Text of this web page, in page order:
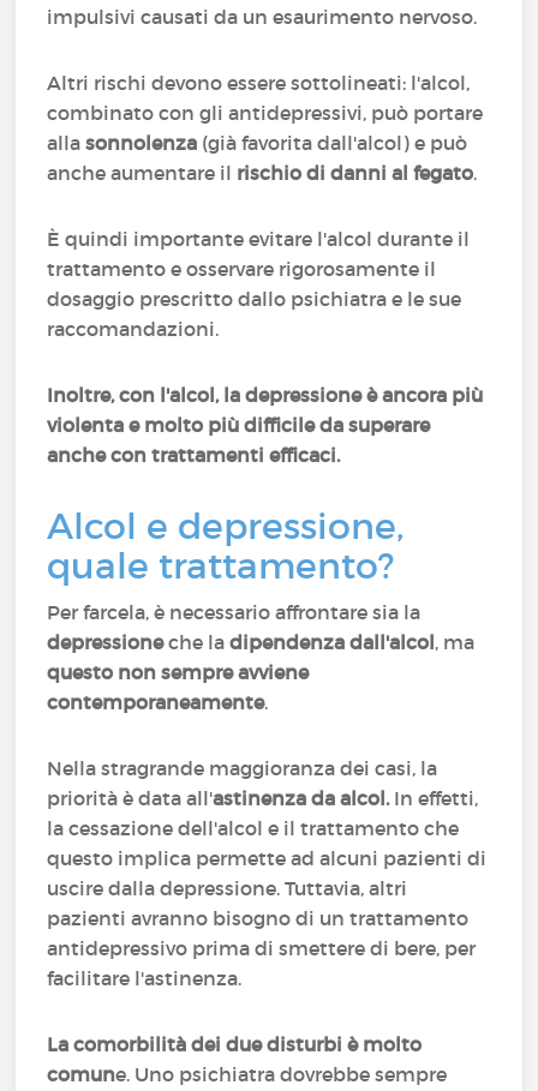
impulsivi causati da un esaurimento nervoso.
Altri rischi devono essere sottolineati: l'alcol,
combinato con gli antidepressivi, può portare
allasonnolenza (già favorita dall'alcol) e può
anche aumentare il rischio di danni al fegato.
È quindi importante evitare l'alcol durante il
trattamento e osservare rigorosamente il
dosaggio prescritto dallo psichiatra e le sue
raccomandazioni.
Inoltre, con l'alcol, la depressione è ancora più
violenta e molto più difficile da superare
anche con trattamenti efficaci.
Alcol e depressione,
quale trattamento?
Per farcela, è necessario affrontare sia la
depressioneche ladipendenza dall'alcol, ma
questo non sempre avviene
contemporaneamente.
Nella stragrande maggioranza dei casi, la
priorità è data all'astinenza da alcol.In effetti,
la cessazione dell'alcol e il trattamento che
questo implica permette ad alcuni pazienti di
uscire dalla depressione. Tuttavia, altri
pazienti avranno bisogno di un trattamento
antidepressivo prima di smettere di bere, per
facilitare l'astinenza.
La comorbilità dei due disturbi è molto
comune. Uno psichiatra dovrebbe sempre